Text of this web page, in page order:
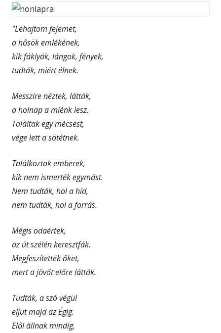
"Lehajtom fejemet,
a hősök emlékének,
kik fáklyák, lángok, fények,
tudták, miért élnek.
Messzire néztek, látták,
a holnap a miénk lesz.
Találtak egy mécsest,
vége lett a sötétnek.
Találkoztak emberek,
kik nem ismerték egymást.
Nem tudták, hol a híd,
nem tudták, hol a forrás.
Mégis odaértek,
az út szélén keresztfák.
Megfeszítették őket,
mert a jövőt előre látták.
Tudták, a szó végül
eljut majd az Égig.
Elől állnak mindig,